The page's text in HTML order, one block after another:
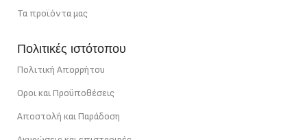
Τα προϊόντα μας
Πολιτικές ιστότοπου
Πολιτική Απορρήτου
Οροι και Προϋποθέσεις
Αποστολή και Παράδοση